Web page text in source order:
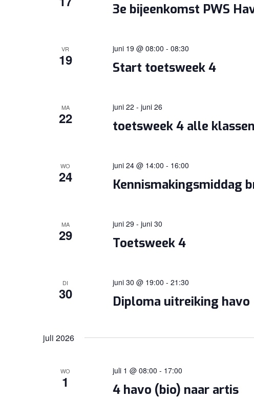
3e bijeenkomst PWS
VR
19 Start toetsweek 4
juni 19 @ 08:00 - 08:30
MA
22 toetsweek 4 alle klassen
juni 22 - juni 26
WO
24 Kennismakingsmiddag
juni 24 @ 14:00 - 16:00
MA
29 Toetsweek 4
juni 29 - juni 30
DI
30 Diploma uitreiking havo
juni 30 @ 19:00 - 21:30
juli 2026
WO
1 4 havo (bio) naar artis
juli 1 @ 08:00 - 17:00